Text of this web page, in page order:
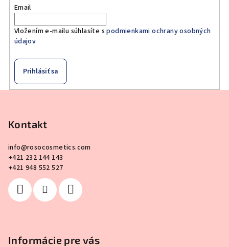
Email
Vložením e-mailu súhlasíte spodmienkami ochrany osobných
údajov
Prihlásiť sa
Kontakt
info@rosocosmetics.com
+421 232 144 143
+421 948 552 527
Informácie pre vás